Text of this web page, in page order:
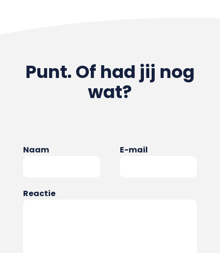
Punt. Of had jij nog
wat?
Naam E-mail
Reactie